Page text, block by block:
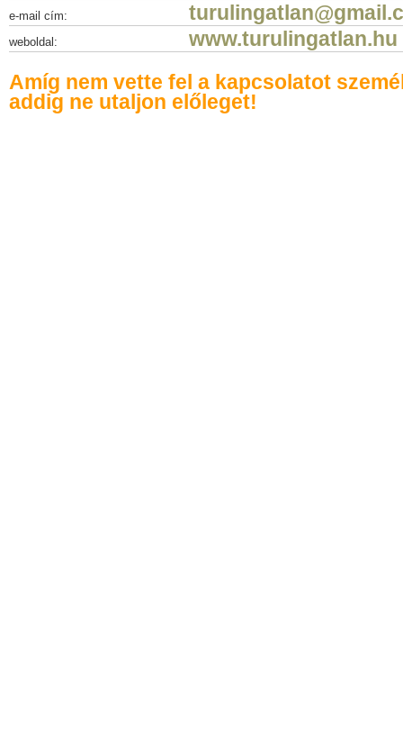
e-mail cím:
weboldal:
www.turulingatlan.hu
Amíg nem vette fel a kapcsolatot
addig ne utaljon előleget!